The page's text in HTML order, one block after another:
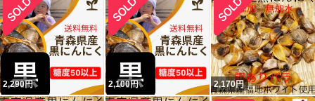
2,290円 2,100円 2,170円